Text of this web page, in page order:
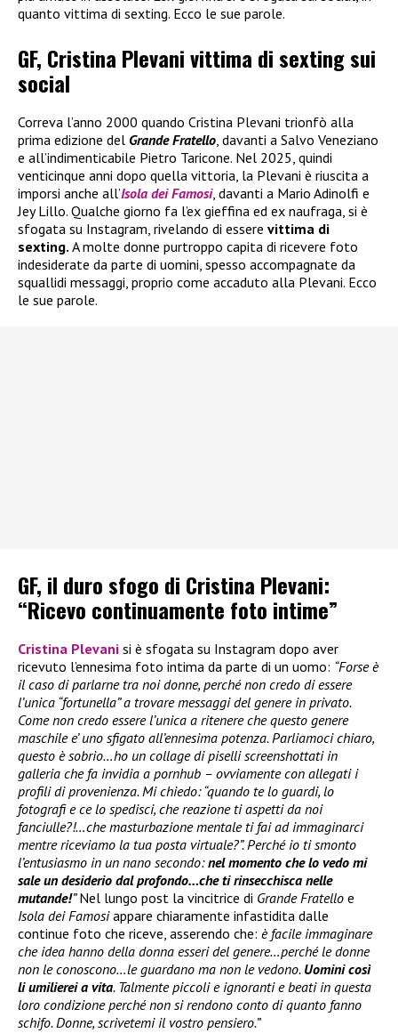
quanto vittima di sexting. Ecco le sue parole.
GF, Cristina Plevani vittima di sexting sui
social
Correva l’anno 2000 quando Cristina Plevani trionfò alla
prima edizione del Grande Fratello , davanti a Salvo Veneziano
e all’indimenticabile Pietro Taricone. Nel 2025, quindi
venticinque anni dopo quella vittoria, la Plevani è riuscita a
imporsi anche all’Isola dei Famosi, davanti a Mario Adinolfi e
Jey Lillo. Qualche giorno fa l’ex gieffina ed ex naufraga, si è
sfogata su Instagram, rivelando di essere vittima di
sexting. A molte donne purtroppo capita di ricevere foto
indesiderate da parte di uomini, spesso accompagnate da
squallidi messaggi, proprio come accaduto alla Plevani. Ecco
le sue parole.
GF, il duro sfogo di Cristina Plevani:
“Ricevo continuamente foto intime”
Cristina Plevani si è sfogata su Instagram dopo aver
ricevuto l’ennesima foto intima da parte di un uomo: “Forse è
il caso di parlarne tra noi donne, perché non credo di essere
l’unica “fortunella” a trovare messaggi del genere in privato.
Come non credo essere l’unica a ritenere che questo genere
maschile e’ uno sfigato all’ennesima potenza. Parliamoci chiaro,
questo è sobrio…ho un collage di piselli screenshottati in
galleria che fa invidia a pornhub – ovviamente con allegati i
profili di provenienza. Mi chiedo: “quando te lo guardi, lo
fotografi e ce lo spedisci, che reazione ti aspetti da noi
fanciulle?!…che masturbazione mentale ti fai ad immaginarci
mentre riceviamo la tua posta virtuale?”. Perché io ti smonto
l’entusiasmo in un nano secondo:nel momento che lo vedo mi
sale un desiderio dal profondo…che ti rinsecchisca nelle
mutande!”Nel lungo post la vincitrice di Grande Fratello e
Isola dei Famosiappare chiaramente infastidita dalle
continue foto che riceve, asserendo che: è facile immaginare
che idea hanno della donna esseri del genere…perché le donne
non le conoscono…le guardano ma non le vedono. Uomini così
li umilierei a vita. Talmente piccoli e ignoranti e beati in questa
loro condizione perché non si rendono conto di quanto fanno
schifo. Donne, scrivetemi il vostro pensiero.”